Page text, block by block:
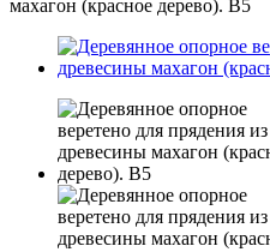
махагон (красное дерево). B5